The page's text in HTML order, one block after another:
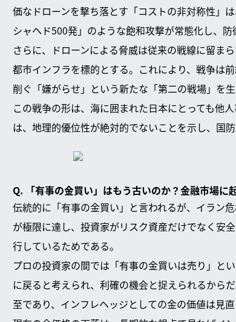
価なドローンを撃ち落とす「コストの非対称性」
シャヘド500発」のような飽和攻撃が常態化し、
さらに、ドローンによる脅威は従来の戦線に留ま
都市インフラを標的とする。これにより、戦争は
削ぐ「嫌がらせ」という新たな「第二の戦場」を生
この戦争の形は、海に囲まれた日本にとっても他
は、地理的優位性が絶対的でないことを示し、国
Q. 「有事の金買い」はもう古いのか？金融市場に
伝統的に「有事の金買い」と言われるが、イラン
が極限に達し、投資家がリスク資産だけでなく安
行しているためである。
プロの投資家の間では「有事の金買いは売り」と
に戻ると考えられ、利確の機会と捉えられるから
至であり、インフレヘッジとしての金の価値は見直